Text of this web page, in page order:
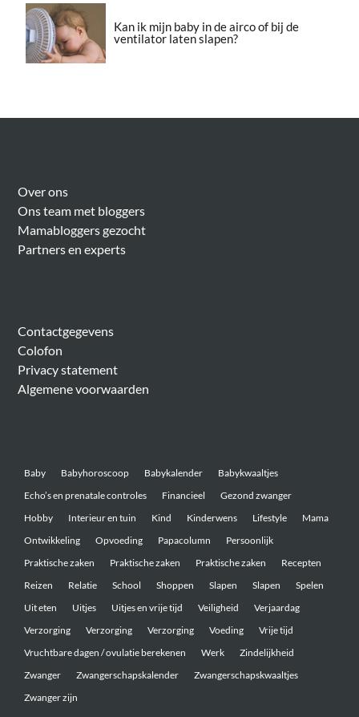
Kan ik mijn baby in de airco of bij de
ventilator laten slapen?
Over ons
Ons team met bloggers
Mamabloggers gezocht
Partners en experts
Contactgegevens
Colofon
Privacy statement
Algemene voorwaarden
Baby Babyhoroscoop Babykalender
Babykwaaltjes
Echo’s en prenatale controles
Financieel
Gezond zwanger
Hobby
Interieur en tuin Kind Kinderwens Lifestyle
Mama
Ontwikkeling
Opvoeding Papacolumn
Persoonlijk
Praktische zaken
Praktische zaken Praktische zaken
Recepten
Reizen
Relatie School Shoppen Slapen Slapen
Spelen
Uit eten
Uitjes Uitjes en vrije tijd Veiligheid
Verjaardag
Verzorging
Verzorging Verzorging Voeding
Vrije tijd
Vruchtbare dagen / ovulatie berekenen
Werk
Zindelijkheid
Zwanger
Zwangerschapskalender
Zwangerschapskwaaltjes
Zwanger zijn